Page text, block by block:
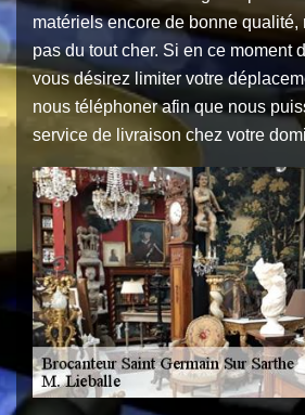
matériels encore de bonne qualité,
pas du tout cher. Si en ce moment
vous désirez limiter votre
nous téléphoner afin que nous
service de livraison chez votre